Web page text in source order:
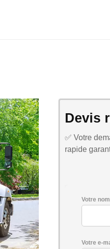
Devis
✅ Votre
rapide
Votre nom
Votre e-